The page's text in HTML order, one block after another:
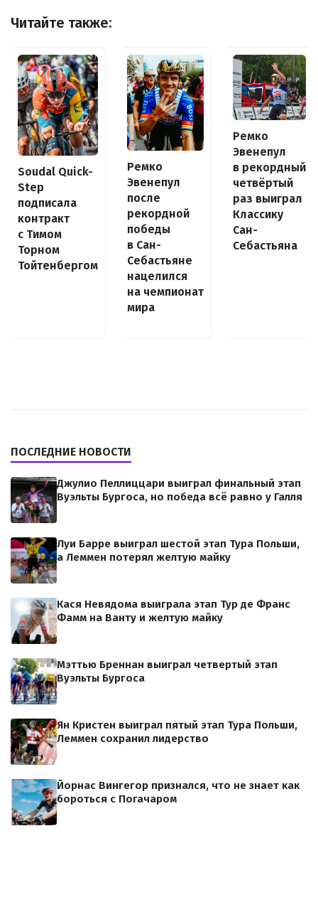
Читайте также:
Soudal Quick-
Step
подписала
контракт
с Тимом
Торном
Тойтенбергом
Ремко
Эвенепул
после
рекордной
победы
в Сан-
Себастьяне
нацелился
на чемпионат
мира
Ремко
Эвенепул
в рекордный
четвёртый
раз выиграл
Классику
Сан-
Себастьяна
ПОСЛЕДНИЕ НОВОСТИ
Джулио Пеллиццари выиграл финальный этап
Вуэльты Бургоса, но победа всё равно у Галля
Луи Барре выиграл шестой этап Тура Польши,
а Леммен потерял желтую майку
Кася Невядома выиграла этап Тур де Франс
Фамм на Ванту и желтую майку
Мэттью Бреннан выиграл четвертый этап
Вуэльты Бургоса
Ян Кристен выиграл пятый этап Тура Польши,
Леммен сохранил лидерство
Йорнас Вингегор признался, что не знает как
бороться с Погачаром